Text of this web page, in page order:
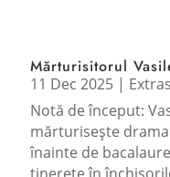
Mărturisitorul
11 Dec 2025|
Notă de început:
mărturiseşte
înainte de
tinerețe în